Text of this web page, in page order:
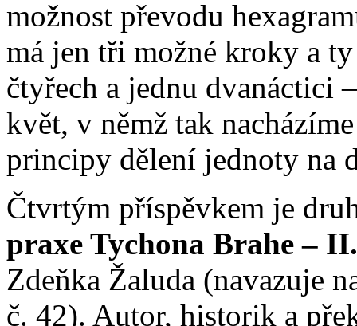
možnost převodu
má jen tři možné kroky a
čtyřech a jednu dvanáctici
květ, v němž tak
principy dělení jednoty na
Čtvrtým příspěvkem je
praxe Tychona Brahe –
Zdeňka Žaluda (navazuje
č. 42). Autor, historik a